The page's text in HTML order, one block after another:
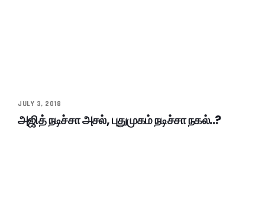
JULY 3, 2018
அஜித் நடிச்சா அசல், புதுமுகம் நடிச்சா நகல்..?